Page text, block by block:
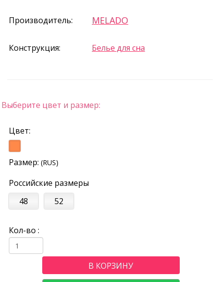
Производитель: MELADO
Конструкция: Белье для сна
Выберите цвет и размер:
Цвет:
Размер: (RUS)
Российские размеры
48
52
Кол-во :
В КОРЗИНУ